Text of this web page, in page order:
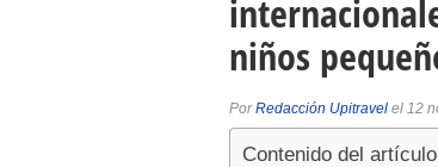
niños
PorRedacción Upitravel el 12
Contenido del